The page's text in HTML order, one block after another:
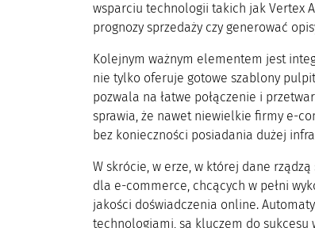
wsparciu technologii takich jak Vertex
prognozy sprzedaży czy generować
Kolejnym ważnym elementem jest
nie tylko oferuje gotowe szablony
pozwala na łatwe połączenie i
sprawia, że nawet niewielkie firmy e-
bez konieczności posiadania dużej
W skrócie, w erze, w której dane
dla e-commerce, chcących w pełni
jakości doświadczenia online.
technologiami, są kluczem do sukcesu